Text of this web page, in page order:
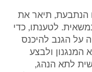
הנתבעת, תיאר את
לטענתו, כדי
על הגנב להיכנס
ולבצע
לתא הנהג,